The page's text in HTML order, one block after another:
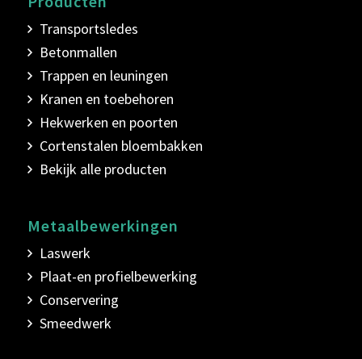
Transportsledes
Betonmallen
Trappen en leuningen
Kranen en toebehoren
Hekwerken en poorten
Cortenstalen bloembakken
Bekijk alle producten
Metaalbewerkingen
Laswerk
Plaat-en profielbewerking
Conservering
Smeedwerk